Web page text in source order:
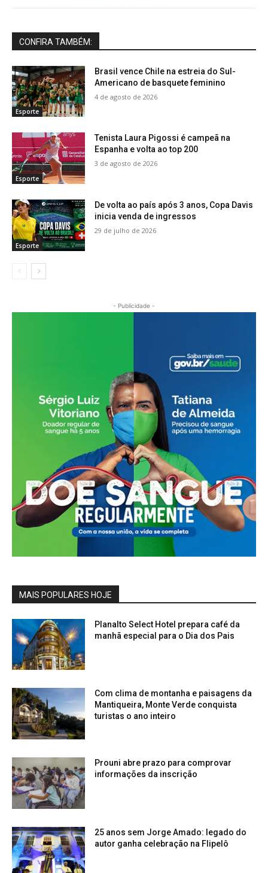
CONFIRA TAMBÉM:
Esporte
Brasil vence Chile na estreia do Sul-
Americano de basquete feminino
4 de agosto de 2026
Esporte
Tenista Laura Pigossi é campeã na
Espanha e volta ao top 200
3 de agosto de 2026
Esporte
De volta ao país após 3 anos, Copa Davis
inicia venda de ingressos
29 de julho de 2026
- Publicidade -
MAIS POPULARES HOJE
Planalto Select Hotel prepara café da
manhã especial para o Dia dos Pais
Com clima de montanha e paisagens da
Mantiqueira, Monte Verde conquista
turistas o ano inteiro
Prouni abre prazo para comprovar
informações da inscrição
25 anos sem Jorge Amado: legado do
autor ganha celebração na Flipelô